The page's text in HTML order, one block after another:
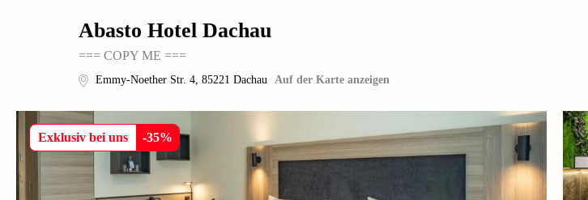
Abasto Hotel Dachau
=== COPY ME ===
Emmy-Noether Str. 4, 85221 Dachau Auf der Karte anzeigen
Exklusiv bei uns -35%